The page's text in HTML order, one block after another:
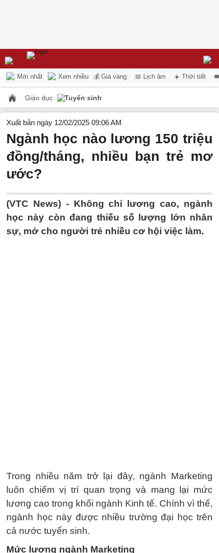
Mới nhất Xem nhiều 💰 Giá vàng 📅 Lịch âm ☀️ Thời tiết
Giáo dục Tuyển sinh
Xuất bản ngày 12/02/2025 09:06 AM
Ngành học nào lương 150 triệu
đồng/tháng, nhiều bạn trẻ mơ
ước?
(VTC News) - Không chỉ lương cao, ngành
học này còn đang thiếu số lượng lớn nhân
sự, mở cho người trẻ nhiều cơ hội việc làm.
Trong nhiều năm trở lại đây, ngành Marketing
luôn chiếm vị trí quan trọng và mang lại mức
lương cao trong khối ngành Kinh tế. Chính vì thế,
ngành học này được nhiều trường đại học trên
cả nước tuyển sinh.
Mức lương ngành Marketing